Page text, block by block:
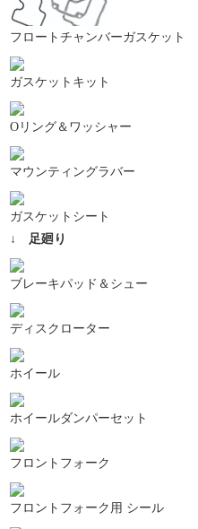
フロートチャンバーガスケット
ガスケットキット
Oリング＆ワッシャー
マウンティングラバー
ガスケットシート
↓ 足廻り
ブレーキパッド＆シュー
ディスクローター
ホイール
ホイールダンパーセット
フロントフォーク
フロントフォーク用 シール